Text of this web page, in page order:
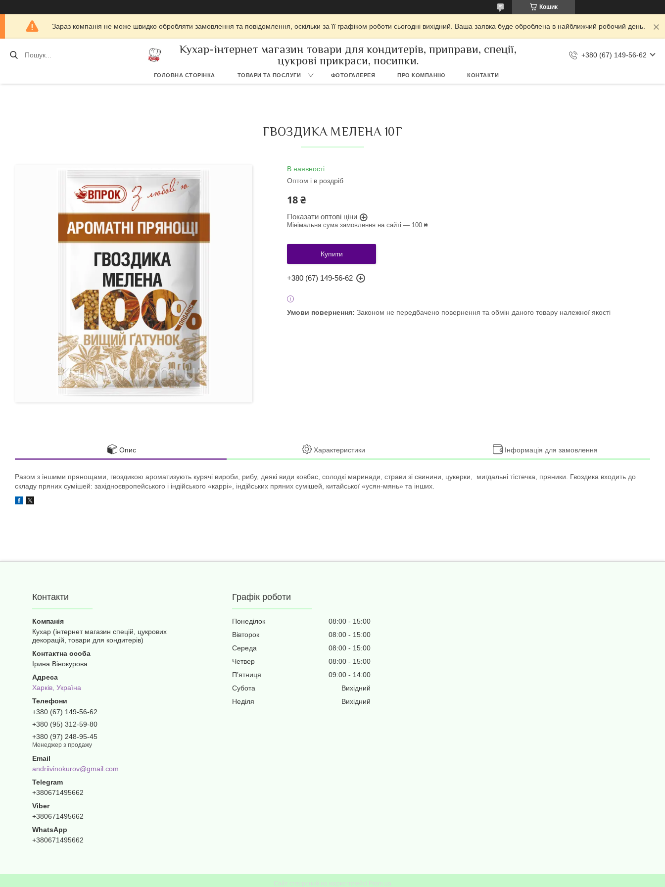
Кошик
Зараз компанія не може швидко обробляти замовлення та повідомлення, оскільки за її графіком роботи сьогодні вихідний. Ваша заявка буде оброблена в найближчий робочий день.
Кухар-інтернет магазин товари для кондитерів, приправи, спеції,
цукрові прикраси, посипки.
+380 (67) 149-56-62
ГОЛОВНА СТОРІНКА ТОВАРИ ТА ПОСЛУГИ ФОТОГАЛЕРЕЯ ПРО КОМПАНІЮ КОНТАКТИ
ГВОЗДИКА МЕЛЕНА 10Г
В наявності
Оптом і в роздріб
18 ₴
Показати оптові ціни
Мінімальна сума замовлення на сайті — 100 ₴
Купити
+380 (67) 149-56-62
Законом не передбачено повернення та обмін даного товару належної якості
Опис Характеристики Інформація для замовлення
Разом з іншими прянощами, гвоздикою ароматизують курячі вироби, рибу, деякі види ковбас, солодкі маринади, страви зі свинини, цукерки, мигдальні тістечка, пряники. Гвоздика входить до
складу пряних сумішей: західноєвропейського і індійського «каррі», індійських пряних сумішей, китайської «усян-мянь» та інших.
Контакти
Кухар (інтернет магазин спецій, цукрових
декорацій, товари для кондитерів)
Ірина Вінокурова
Харків, Україна
+380 (67) 149-56-62
+380 (95) 312-59-80
+380 (97) 248-95-45
Менеджер з продажу
andriivinokurov@gmail.com
+380671495662
+380671495662
+380671495662
Графік роботи
Понеділок 08:00
15:00
Вівторок
08:00
15:00
Середа
08:00
15:00
Четвер
08:00
15:00
Пʼятниця
09:00
14:00
Субота
Вихідний
Неділя
Вихідний
Сайт створений на маркетплейсі Prom.ua